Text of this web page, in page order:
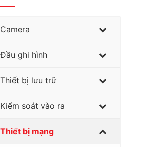
Camera
Đầu ghi hình
Thiết bị lưu trữ
Kiểm soát vào ra
Thiết bị mạng